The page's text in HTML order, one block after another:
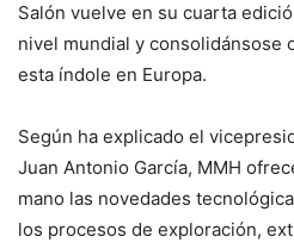
Salón vuelve en su cuarta
nivel mundial y consolidánsose
esta índole en Europa.
Según ha explicado el
Juan Antonio García, MMH
mano las novedades
los procesos de exploración,